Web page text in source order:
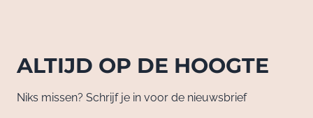
ALTIJD OP DE HOOGTE
Niks missen? Schrijf je in voor de nieuwsbrief